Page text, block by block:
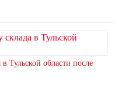
Тульской области после